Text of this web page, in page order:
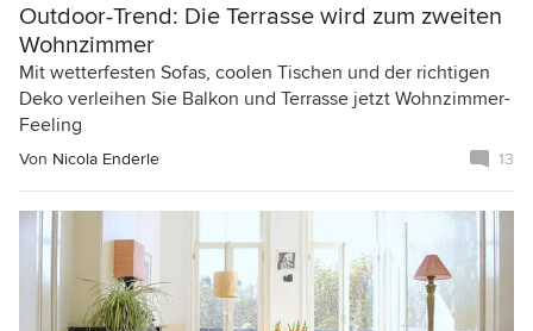
Outdoor-Trend: Die Terrasse wird zum zweiten
Wohnzimmer
Mit wetterfesten Sofas, coolen Tischen und der richtigen
Deko verleihen Sie Balkon und Terrasse jetzt Wohnzimmer-
Feeling
Von Nicola Enderle 13